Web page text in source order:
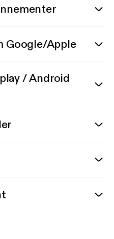
Google/Apple
/ Android